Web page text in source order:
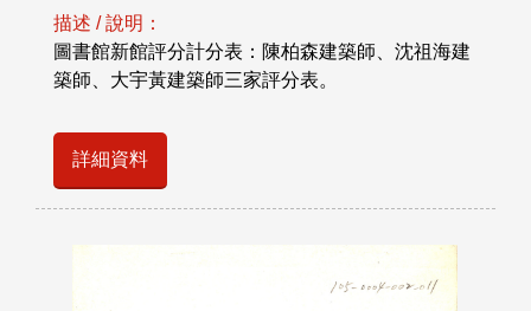
描述 / 說明：
圖書館新館評分計分表：陳柏森建築師、沈祖海建
築師、大宇黃建築師三家評分表。
詳細資料